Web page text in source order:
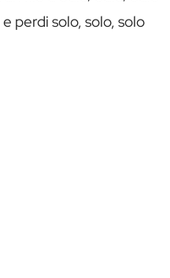
perdi solo, solo, solo